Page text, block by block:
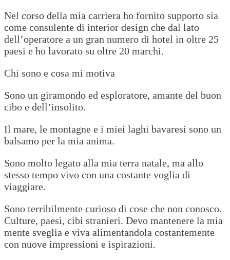
Nel corso della mia carriera ho fornito supporto sia
come consulente di interior design che dal lato
dell’operatore a un gran numero di hotel in oltre 25
paesi e ho lavorato su oltre 20 marchi.
Chi sono e cosa mi motiva
Sono un giramondo ed esploratore, amante del buon
cibo e dell’insolito.
Il mare, le montagne e i miei laghi bavaresi sono un
balsamo per la mia anima.
Sono molto legato alla mia terra natale, ma allo
stesso tempo vivo con una costante voglia di
viaggiare.
Sono terribilmente curioso di cose che non conosco.
Culture, paesi, cibi stranieri. Devo mantenere la mia
mente sveglia e viva alimentandola costantemente
con nuove impressioni e ispirazioni.